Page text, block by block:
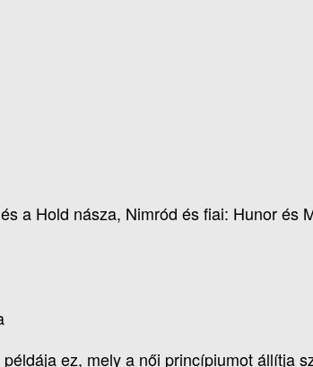
a Hold násza, Nimród és fiai: Hunor és
ez, mely a női princípiumot állítja